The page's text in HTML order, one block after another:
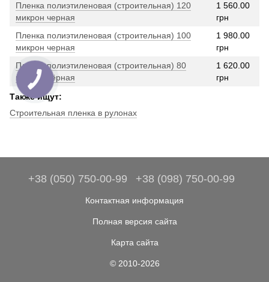
Пленка полиэтиленовая (строительная) 120
микрон черная
1 560.00
грн
Пленка полиэтиленовая (строительная) 100
микрон черная
1 980.00
грн
Пленка полиэтиленовая (строительная) 80
микрон чёрная
1 620.00
грн
Также ищут:
Строительная пленка в рулонах
+38 (050) 750-00-99 +38 (098) 750-00-99
Контактная информация
Полная версия сайта
Карта сайта
© 2010-2026